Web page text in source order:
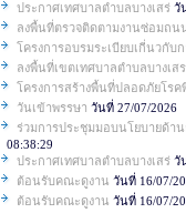
ประกาศเทศบาลตำบลบางเสร่ วั
ลงพื้นที่ตรวจติดตามงานซ่อมถน
โครงการอบรมระเบียบเกี่นวกั
ลงพื้นที่เขตเทศบาลตำบลบางเสร
โครงการสร้างพื้นที่ปลอดภัยโร
วันเข้าพรรษา วันที่ 27/07/2026
ร่วมการประชุมมอบนโยบายด้า
08:38:29
ประกาศเทศบาลตำบลบางเสร่ วั
ต้อนรับคณะดูงาน วันที่ 16/07/
ต้อนรับคณะดูงาน วันที่ 16/07/